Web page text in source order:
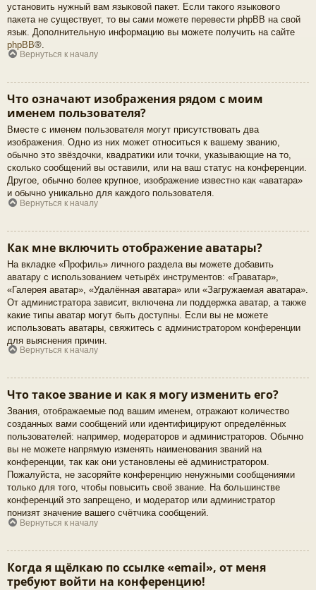
установить нужный вам языковой пакет. Если такого языкового
пакета не существует, то вы сами можете перевести phpBB на свой
язык. Дополнительную информацию вы можете получить на сайте
phpBB®.
Вернуться к началу
Что означают изображения рядом с моим
именем пользователя?
Вместе с именем пользователя могут присутствовать два
изображения. Одно из них может относиться к вашему званию,
обычно это звёздочки, квадратики или точки, указывающие на то,
сколько сообщений вы оставили, или на ваш статус на конференции.
Другое, обычно более крупное, изображение известно как «аватара»
и обычно уникально для каждого пользователя.
Вернуться к началу
Как мне включить отображение аватары?
На вкладке «Профиль» личного раздела вы можете добавить
аватару с использованием четырёх инструментов: «Граватар»,
«Галерея аватар», «Удалённая аватара» или «Загружаемая аватара».
От администратора зависит, включена ли поддержка аватар, а также
какие типы аватар могут быть доступны. Если вы не можете
использовать аватары, свяжитесь с администратором конференции
для выяснения причин.
Вернуться к началу
Что такое звание и как я могу изменить его?
Звания, отображаемые под вашим именем, отражают количество
созданных вами сообщений или идентифицируют определённых
пользователей: например, модераторов и администраторов. Обычно
вы не можете напрямую изменять наименования званий на
конференции, так как они установлены её администратором.
Пожалуйста, не засоряйте конференцию ненужными сообщениями
только для того, чтобы повысить своё звание. На большинстве
конференций это запрещено, и модератор или администратор
понизят значение вашего счётчика сообщений.
Вернуться к началу
Когда я щёлкаю по ссылке «email», от меня
требуют войти на конференцию!